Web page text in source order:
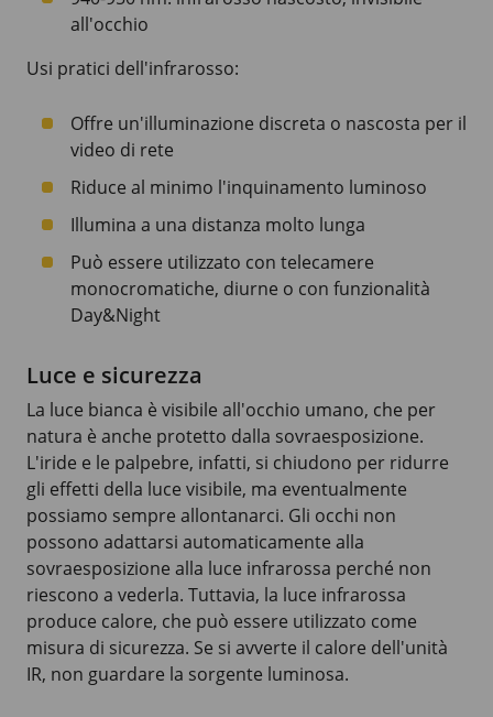
all'occhio
Usi pratici dell'infrarosso:
Offre un'illuminazione discreta o nascosta per il
video di rete
Riduce al minimo l'inquinamento luminoso
Illumina a una distanza molto lunga
Può essere utilizzato con telecamere
monocromatiche, diurne o con funzionalità
Day&Night
Luce e sicurezza
La luce bianca è visibile all'occhio umano, che per
natura è anche protetto dalla sovraesposizione.
L'iride e le palpebre, infatti, si chiudono per ridurre
gli effetti della luce visibile, ma eventualmente
possiamo sempre allontanarci. Gli occhi non
possono adattarsi automaticamente alla
sovraesposizione alla luce infrarossa perché non
riescono a vederla. Tuttavia, la luce infrarossa
produce calore, che può essere utilizzato come
misura di sicurezza. Se si avverte il calore dell'unità
IR, non guardare la sorgente luminosa.